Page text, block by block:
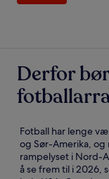
Derfor
Fotball har lenge
og Sør-Amerika, og
rampelyset i Nord-
å se frem til i 2026,